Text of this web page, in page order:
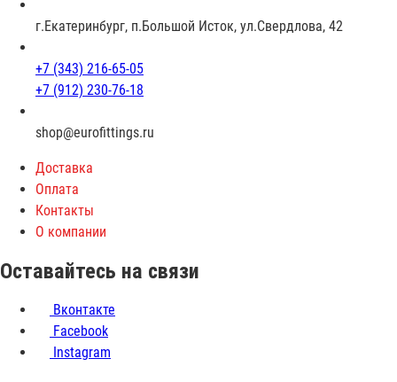
г.Екатеринбург, п.Большой Исток, ул.Свердлова, 42
+7 (343) 216-65-05
+7 (912) 230-76-18
shop@eurofittings.ru
Доставка
Оплата
Контакты
О компании
Оставайтесь на связи
Вконтакте
Facebook
Instagram